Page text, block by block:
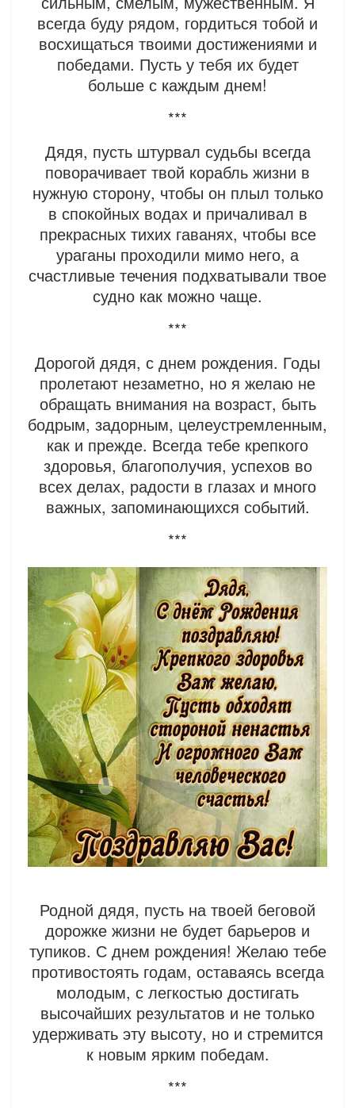
всегда буду рядом, гордиться тобой и
восхищаться твоими достижениями и
победами. Пусть у тебя их будет
больше с каждым днем!
***
Дядя, пусть штурвал судьбы всегда
поворачивает твой корабль жизни в
нужную сторону, чтобы он плыл только
в спокойных водах и причаливал в
прекрасных тихих гаванях, чтобы все
ураганы проходили мимо него, а
счастливые течения подхватывали твое
судно как можно чаще.
***
Дорогой дядя, с днем рождения. Годы
пролетают незаметно, но я желаю не
обращать внимания на возраст, быть
бодрым, задорным, целеустремленным,
как и прежде. Всегда тебе крепкого
здоровья, благополучия, успехов во
всех делах, радости в глазах и много
важных, запоминающихся событий.
***
Родной дядя, пусть на твоей беговой
дорожке жизни не будет барьеров и
тупиков. С днем рождения! Желаю тебе
противостоять годам, оставаясь всегда
молодым, с легкостью достигать
высочайших результатов и не только
удерживать эту высоту, но и стремится
к новым ярким победам.
***